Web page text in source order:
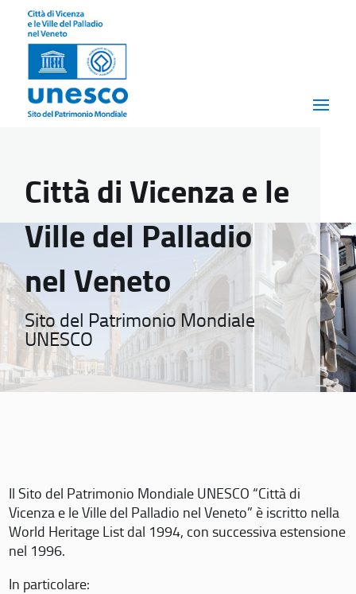
Città di Vicenza e le
Ville del Palladio
nel Veneto
Sito del Patrimonio Mondiale
UNESCO
Il Sito del Patrimonio Mondiale UNESCO “Città di
Vicenza e le Ville del Palladio nel Veneto” è iscritto nella
World Heritage List dal 1994, con successiva estensione
nel 1996.
In particolare: